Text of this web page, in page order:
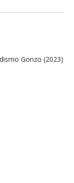
Gonzo (2023)